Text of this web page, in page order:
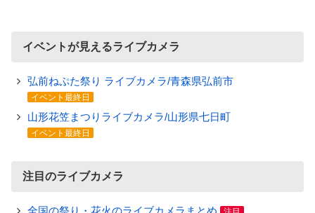
イベントが見えるライブカメラ
弘前ねぷた祭り ライブカメラ/青森県弘前市
イベント最終日
山形花笠まつりライブカメラ/山形県七日町
イベント最終日
注目のライブカメラ